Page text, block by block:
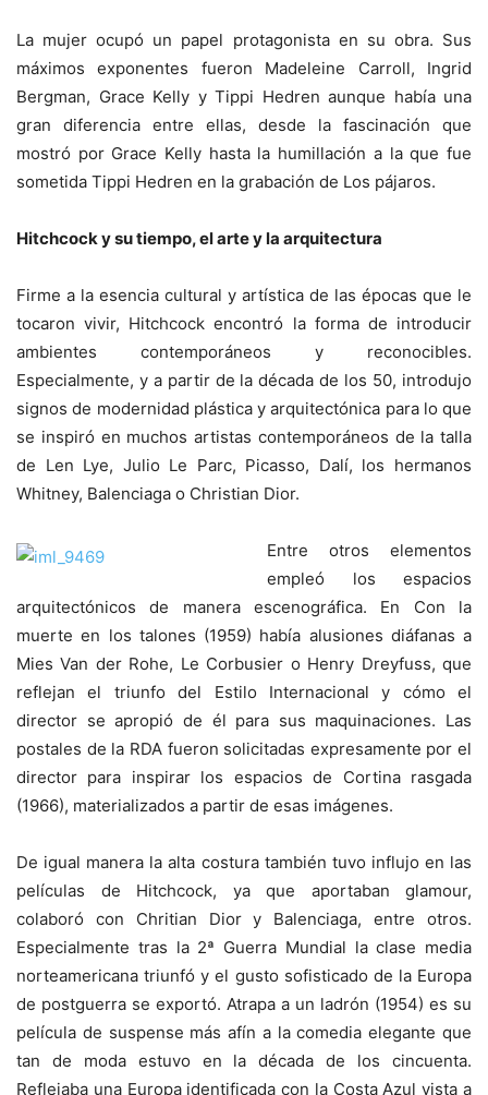
La mujer ocupó un papel protagonista en su obra. Sus
máximos exponentes fueron Madeleine Carroll, Ingrid
Bergman, Grace Kelly y Tippi Hedren aunque había una
gran diferencia entre ellas, desde la fascinación que
mostró por Grace Kelly hasta la humillación a la que fue
sometida Tippi Hedren en la grabación de Los pájaros.
Hitchcock y su tiempo, el arte y la arquitectura
Firme a la esencia cultural y artística de las épocas que le
tocaron vivir, Hitchcock encontró la forma de introducir
ambientes contemporáneos y reconocibles.
Especialmente, y a partir de la década de los 50, introdujo
signos de modernidad plástica y arquitectónica para lo que
se inspiró en muchos artistas contemporáneos de la talla
de Len Lye, Julio Le Parc, Picasso, Dalí, los hermanos
Whitney, Balenciaga o Christian Dior.
Entre otros elementos
empleó los espacios
arquitectónicos de manera escenográfica. En Con la
muerte en los talones (1959) había alusiones diáfanas a
Mies Van der Rohe, Le Corbusier o Henry Dreyfuss, que
reflejan el triunfo del Estilo Internacional y cómo el
director se apropió de él para sus maquinaciones. Las
postales de la RDA fueron solicitadas expresamente por el
director para inspirar los espacios de Cortina rasgada
(1966), materializados a partir de esas imágenes.
De igual manera la alta costura también tuvo influjo en las
películas de Hitchcock, ya que aportaban glamour,
colaboró con Chritian Dior y Balenciaga, entre otros.
Especialmente tras la 2ª Guerra Mundial la clase media
norteamericana triunfó y el gusto sofisticado de la Europa
de postguerra se exportó. Atrapa a un ladrón (1954) es su
película de suspense más afín a la comedia elegante que
tan de moda estuvo en la década de los cincuenta.
Reflejaba una Europa identificada con la Costa Azul vista a